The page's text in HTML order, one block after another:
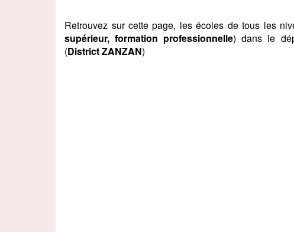
Retrouvez sur cette page, les écoles de tous les
supérieur, formation professionnelle) dans le
(District ZANZAN)